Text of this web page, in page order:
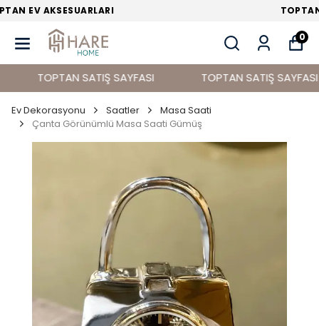
TOPTAN EV DEKORASYON ÜRÜNLERİ
0
TOPTAN SATIŞ SAYFASI TOPTAN SATIŞ SAYFASI
Ev Dekorasyonu Saatler
Masa Saati
Çanta Görünümlü Masa Saati Gümüş